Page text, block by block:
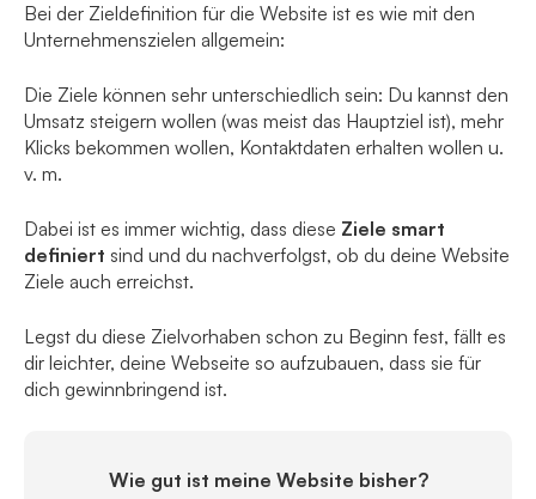
Bei der Zieldefinition für die Website ist es wie mit den
Unternehmenszielen allgemein:
Die Ziele können sehr unterschiedlich sein: Du kannst den
Umsatz steigern wollen (was meist das Hauptziel ist), mehr
Klicks bekommen wollen, Kontaktdaten erhalten wollen u.
v. m.
Dabei ist es immer wichtig, dass diese Ziele smart
definiert sind und du nachverfolgst, ob du deine Website
Ziele auch erreichst.
Legst du diese Zielvorhaben schon zu Beginn fest, fällt es
dir leichter, deine Webseite so aufzubauen, dass sie für
dich gewinnbringend ist.
Wie gut ist meine Website bisher?